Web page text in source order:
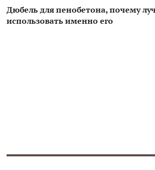
Дюбель для пенобетона, почему
использовать именно его